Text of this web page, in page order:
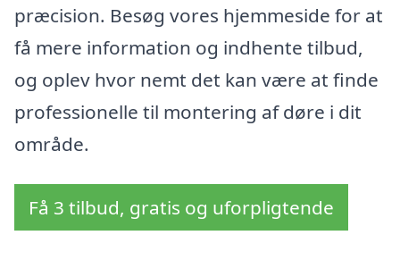
præcision. Besøg vores hjemmeside for at
få mere information og indhente tilbud,
og oplev hvor nemt det kan være at finde
professionelle til montering af døre i dit
område.
Få 3 tilbud, gratis og uforpligtende